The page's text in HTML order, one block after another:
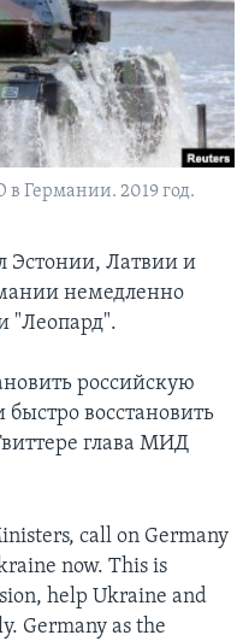
Германии. 2019 год.
Эстонии, Латвии и
немедленно
"Леопард".
российскую
восстановить
глава МИД
call on Germany
now. This is
help Ukraine and
Germany as the